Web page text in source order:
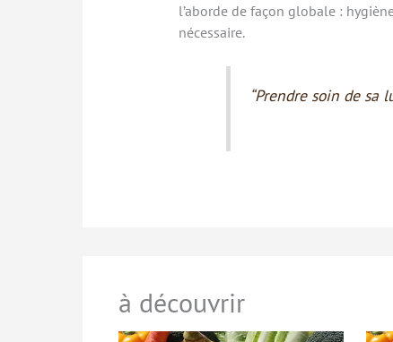
l’aborde de façon globale :
nécessaire.
“Prendre soin de sa
à découvrir